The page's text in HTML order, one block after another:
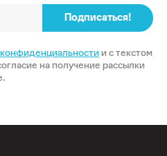
Подписаться!
и с текстом
на получение рассылки